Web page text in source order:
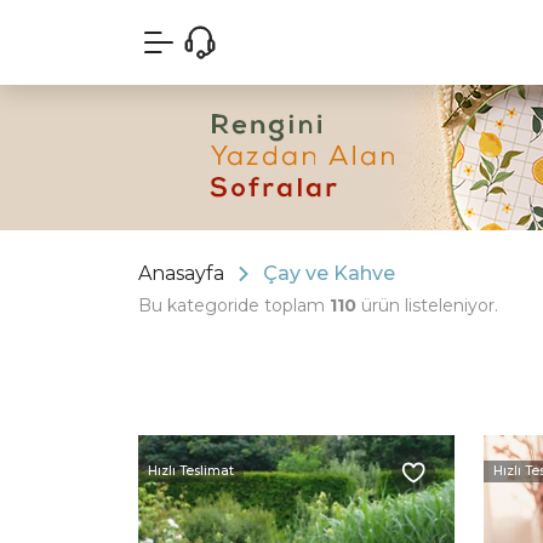
Anasayfa Çay ve Kahve
Bu kategoride toplam 110 ürün listeleniyor.
Hızlı Teslimat Hızlı